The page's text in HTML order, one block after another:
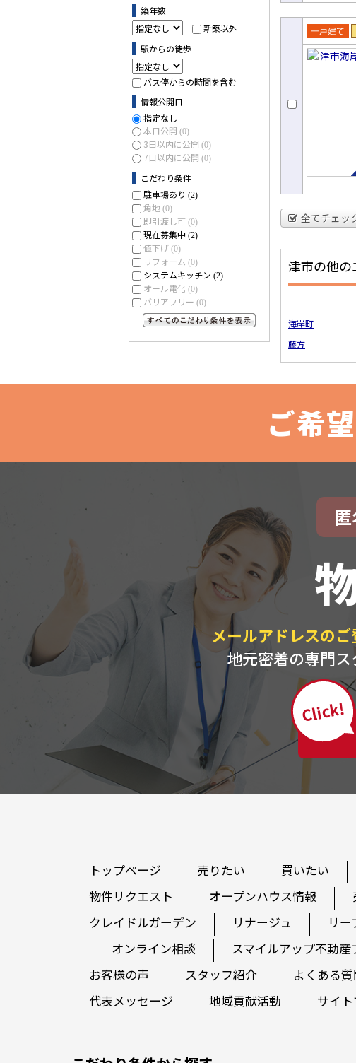
築年数
新築以外
駅からの徒歩
バス停からの時間を含む
情報公開日
指定なし
本日公開 (0)
3日以内に公開 (0)
7日以内に公開 (0)
こだわり条件
駐車場あり (2)
角地 (0)
即引渡し可 (0)
現在募集中 (2)
値下げ (0)
リフォーム (0)
システムキッチン (2)
オール電化 (0)
バリアフリー (0)
売一戸建
て
全てチェッ
津市の他
海岸町
藤方
ご希
メールアドレスの
地元密着の専門ス
Click!
トップページ 売りたい 買いたい
物件リクエスト
オープンハウス情報
クレイドルガーデン
リナージュ リ
オンライン相談
スマイルアップ不動産
お客様の声
スタッフ紹介 よくある質
代表メッセージ
地域貢献活動 サイ